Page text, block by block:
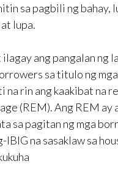
sa pagbili ng bahay,
lupa.
ang pangalan ng
sa titulo ng
na rin ang kaakibat na
(REM). Ang REM ay
sa pagitan ng mga
IBIG na sasaklaw sa